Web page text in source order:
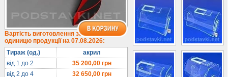
Під посуд
Під поліграфію
Навісні кишені
Менюхолдери
Під мобільні
Вартість виготовлення за
одиницю продукції на 07.08.2026:
Тираж (од.)
акрил
від 1 до 2
35 200,00 грн
від 2 до 4
32 650,00 грн